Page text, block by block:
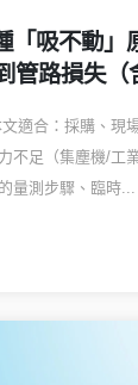
「吸不動」
管路損失（
讀的商業級
適合：採購、現
不足（集塵機/工
量測步驟、臨時...